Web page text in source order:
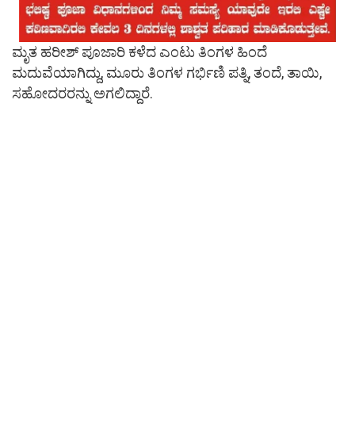
ಮೃತ ಹರೀಶ್ ಪೂಜಾರಿ ಕಳೆದ ಎಂಟು ತಿಂಗಳ ಹಿಂದೆ
ಮದುವೆಯಾಗಿದ್ದು, ಮೂರು ತಿಂಗಳ ಗರ್ಭಿಣಿ ಪತ್ನಿ, ತಂದೆ, ತಾಯಿ,
ಸಹೋದರರನ್ನು ಅಗಲಿದ್ದಾರೆ.